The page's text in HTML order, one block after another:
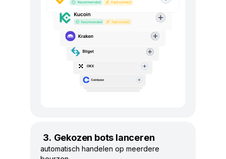
Gekozen bots lanceren
automatisch handelen op meerdere